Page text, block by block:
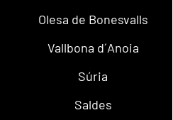
Olesa de Bonesvalls
Vallbona d´Anoia
Súria
Saldes